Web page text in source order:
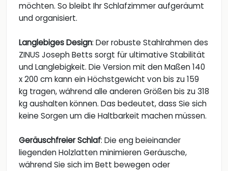
möchten. So bleibt Ihr Schlafzimmer aufgeräumt
und organisiert.
Langlebiges Design: Der robuste Stahlrahmen des
ZINUS Joseph Betts sorgt für ultimative Stabilität
und Langlebigkeit. Die Version mit den Maßen 140
x 200 cm kann ein Höchstgewicht von bis zu 159
kg tragen, während alle anderen Größen bis zu 318
kg aushalten können. Das bedeutet, dass Sie sich
keine Sorgen um die Haltbarkeit machen müssen.
Geräuschfreier Schlaf: Die eng beieinander
liegenden Holzlatten minimieren Geräusche,
während Sie sich im Bett bewegen oder